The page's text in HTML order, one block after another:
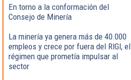
En torno a la conformación del
Consejo de Minería
La minería ya genera más de 40.000
empleos y crece por fuera del RIGI, el
régimen que prometía impulsar al
sector